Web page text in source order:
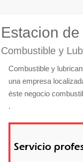
Estacion
Combustible y
Combustible y
una empresa
éste negocio
.